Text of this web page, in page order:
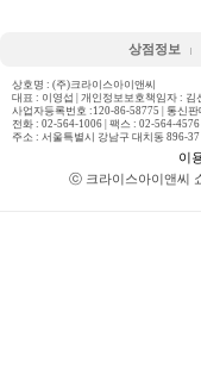
상점정보
상호명 : (주)크라이스아이앤씨
대표 : 이영섭 | 개인정보보호책임자 : 김
사업자등록번호 :120-86-58775 | 통신
전화 : 02-564-1006 | 팩스 : 02-564-4576
주소 : 서울특별시 강남구 대치동 896-
이
ⓒ 크라이스아이앤씨